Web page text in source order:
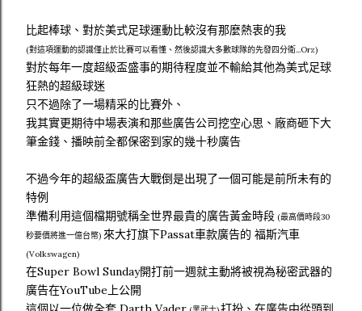
比起棒球、對於美式足球運動比較沒有那麼熱衷的我
(對這項運動的認識僅止於比賽可以看懂、然後認識大多數球隊的先發四分衛...Orz)
對於每年一度超級盃盛事的期待程度並不輸給其他為美式足球
狂熱的超級球迷
只不過除了一場精采的比賽外、
我其實更期待中場表演和那些廣告公司挖空心思、廠商砸下大
筆金錢、播映前全都保密到家的幾十秒廣告
不過今年的超級盃廣告大戰倒是出現了一個可能是前所未有的
特例
準備利用這個檔期號稱全世界最貴的廣告黃金時段 (最高價時段30
秒要價將進一億台幣) 來大打旗下Passat車款廣告的 福斯汽車
(Volkswagen)
在Super Bowl Sunday開打前一週就主動將被視為秘密武器的
廣告在YouTube上公開